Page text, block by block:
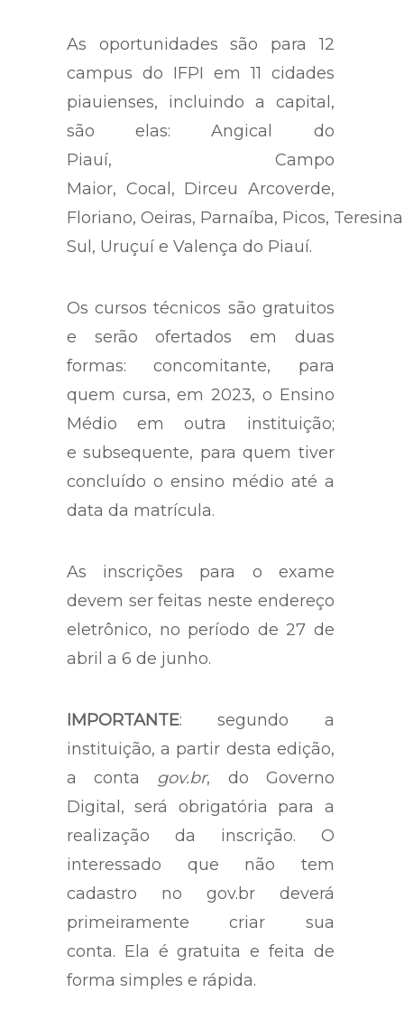
As oportunidades são para 12
campus do IFPI em 11 cidades
piauienses, incluindo a capital,
são elas: Angical do
Piauí, Campo
Maior, Cocal, Dirceu Arcoverde,
Floriano, Oeiras, Parnaíba, Picos,
Sul, Uruçuí e Valença do Piauí.
Os cursos técnicos são gratuitos
e serão ofertados em duas
formas:concomitante, para
quem cursa, em 2023, o Ensino
Médio em outra instituição;
esubsequente, para quem tiver
concluído o ensino médio até a
data da matrícula.
As inscrições para o exame
devem ser feitas neste endereço
eletrônico, no período de 27 de
abril a 6 de junho.
IMPORTANTE: segundo a
instituição, a partir desta edição,
a conta gov.br, do Governo
Digital, será obrigatória para a
realização da inscrição. O
interessado que não tem
cadastro no gov.br deverá
primeiramente criar sua
conta. Ela é gratuita e feita de
forma simples e rápida.